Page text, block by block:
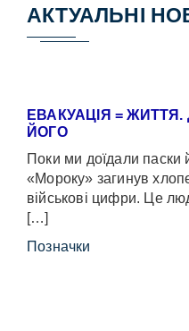
АКТУАЛЬНІ
ЕВАКУАЦІЯ =
ЙОГО
Поки ми доїдали
«Мороку» загинув
військові цифри. Це
[…]
Позначки